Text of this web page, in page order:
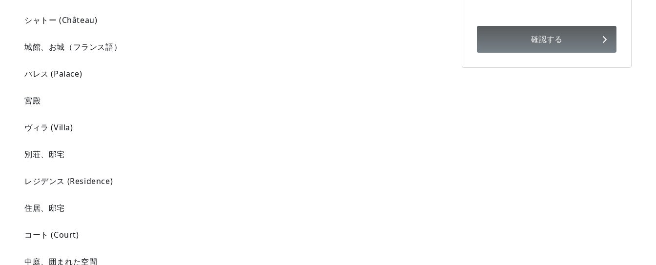
シャトー (Château)
城館、お城（フランス語）
パレス (Palace)
宮殿
ヴィラ (Villa)
別荘、邸宅
レジデンス (Residence)
住居、邸宅
コート (Court)
中庭、囲まれた空間
確認する